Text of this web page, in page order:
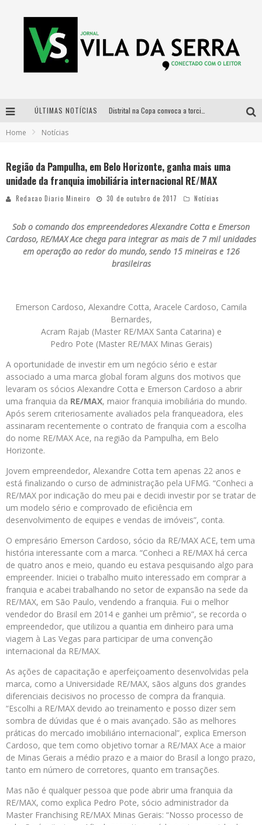
ÚLTIMAS NOTÍCIAS
Designer mineira lança jogo educativo sobre coleta seletiva na maior feira de jogos de tabuleiro da América Latina
Home Notícias
Região da Pampulha, em Belo Horizonte, ganha mais uma
unidade da franquia imobiliária internacional RE/MAX
Redacao Diario Mineiro 30 de outubro de 2017 Notícias
Sob o comando dos empreendedores Alexandre Cotta e Emerson
Cardoso, RE/MAX Ace chega para integrar as mais de 7 mil unidades
em operação ao redor do mundo, sendo 15 mineiras e 126
brasileiras
Emerson Cardoso, Alexandre Cotta, Aracele Cardoso, Camila
Bernardes,
Acram Rajab (Master RE/MAX Santa Catarina) e
Pedro Pote (Master RE/MAX Minas Gerais)
A oportunidade de investir em um negócio sério e estar
associado a uma marca global foram alguns dos motivos que
levaram os sócios Alexandre Cotta e Emerson Cardoso a abrir
uma franquia da RE/MAX, maior franquia imobiliária do mundo.
Após serem criteriosamente avaliados pela franqueadora, eles
assinaram recentemente o contrato de franquia com a escolha
do nome RE/MAX Ace, na região da Pampulha, em Belo
Horizonte.
Jovem empreendedor, Alexandre Cotta tem apenas 22 anos e
está finalizando o curso de administração pela UFMG. “Conheci a
RE/MAX por indicação do meu pai e decidi investir por se tratar de
um modelo sério e comprovado de eficiência em
desenvolvimento de equipes e vendas de imóveis”, conta.
O empresário Emerson Cardoso, sócio da RE/MAX ACE, tem uma
história interessante com a marca. “Conheci a RE/MAX há cerca
de quatro anos e meio, quando eu estava pesquisando algo para
empreender. Iniciei o trabalho muito interessado em comprar a
franquia e acabei trabalhando no setor de expansão na sede da
RE/MAX, em São Paulo, vendendo a franquia. Fui o melhor
vendedor do Brasil em 2014 e ganhei um prêmio”, se recorda o
empreendedor, que utilizou a quantia em dinheiro para uma
viagem à Las Vegas para participar de uma convenção
internacional da RE/MAX.
As ações de capacitação e aperfeiçoamento desenvolvidas pela
marca, como a Universidade RE/MAX, sãos alguns dos grandes
diferenciais decisivos no processo de compra da franquia.
“Escolhi a RE/MAX devido ao treinamento e posso dizer sem
sombra de dúvidas que é o mais avançado. São as melhores
práticas do mercado imobiliário internacional”, explica Emerson
Cardoso, que tem como objetivo tornar a RE/MAX Ace a maior
de Minas Gerais a médio prazo e a maior do Brasil a longo prazo,
tanto em número de corretores, quanto em transações.
Mas não é qualquer pessoa que pode abrir uma franquia da
RE/MAX, como explica Pedro Pote, sócio administrador da
Master Franchising RE/MAX Minas Gerais: “Nosso processo de